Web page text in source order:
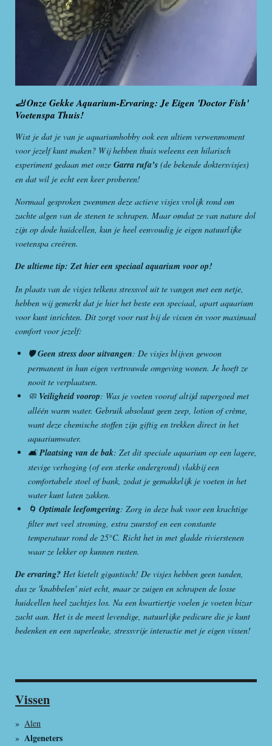
🦶 Onze Gekke Aquarium-Ervaring: Je Eigen 'Doctor Fish'
Voetenspa Thuis!
Wist je dat je van je aquariumhobby ook een ultiem verwenmoment
voor jezelf kunt maken? Wij hebben thuis weleens een hilarisch
experiment gedaan met onze Garra rufa’s (de bekende doktersvisjes)
en dat wil je echt een keer proberen!
Normaal gesproken zwemmen deze actieve visjes vrolijk rond om
zachte algen van de stenen te schrapen. Maar omdat ze van nature dol
zijn op dode huidcellen, kun je heel eenvoudig je eigen natuurlijke
voetenspa creëren.
De ultieme tip: Zet hier een speciaal aquarium voor op!
In plaats van de visjes telkens stressvol uit te vangen met een netje,
hebben wij gemerkt dat je hier het beste een speciaal, apart aquarium
voor kunt inrichten. Dit zorgt voor rust bij de vissen én voor maximaal
comfort voor jezelf:
🛡️Geen stress door uitvangen: De visjes blijven gewoon
permanent in hun eigen vertrouwde omgeving wonen. Je hoeft ze
nooit te verplaatsen.
🧼 Veiligheid voorop: Was je voeten vooraf altijd supergoed met
alléén warm water. Gebruik absoluut geen zeep, lotion of crème,
want deze chemische stoffen zijn giftig en trekken direct in het
aquariumwater.
🛋️Plaatsing van de bak: Zet dit speciale aquarium op een lagere,
stevige verhoging (of een sterke ondergrond) vlakbij een
comfortabele stoel of bank, zodat je gemakkelijk je voeten in het
water kunt laten zakken.
🌀 Optimale leefomgeving: Zorg in deze bak voor een krachtige
filter met veel stroming, extra zuurstof en een constante
temperatuur rond de 25°C. Richt het in met gladde rivierstenen
waar ze lekker op kunnen rusten.
De ervaring? Het kietelt gigantisch! De visjes hebben geen tanden,
dus ze 'knabbelen' niet echt, maar ze zuigen en schrapen de losse
huidcellen heel zachtjes los. Na een kwartiertje voelen je voeten bizar
zacht aan. Het is de meest levendige, natuurlijke pedicure die je kunt
bedenken en een superleuke, stressvrije interactie met je eigen vissen!
Vissen
Alen
Algeneters